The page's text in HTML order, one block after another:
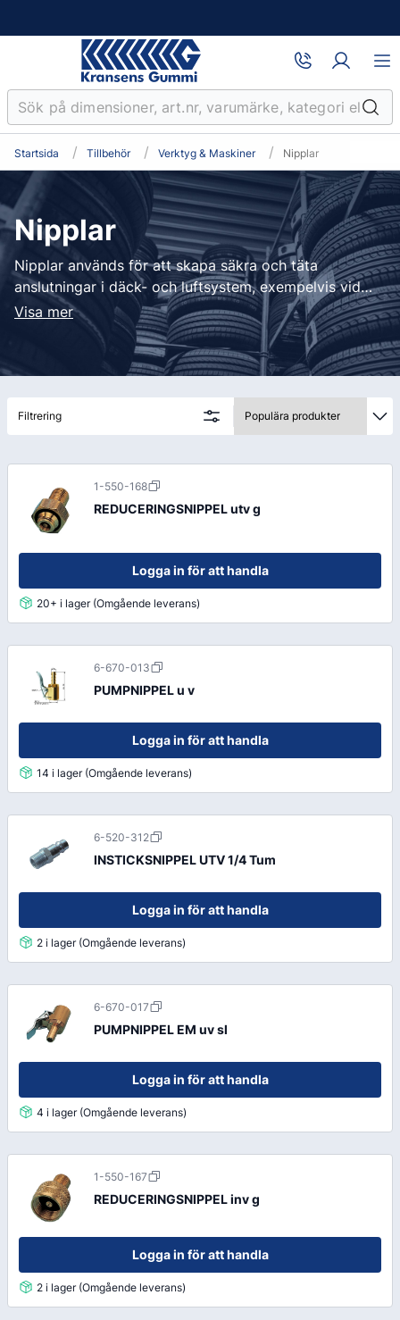
Startsida Tillbehör Verktyg & Maskiner Nipplar
Nipplar
Nipplar används för att skapa säkra och täta
anslutningar i däck- och luftsystem, exempelvis vid
montering av ventiler och slangar. De är konstruerade
för att klara högt tryck och frekvent användning,
vilket gör dem till en viktig komponent i professionella
verkstäders dagliga arbete.
Visa mer
Filtrering
1-550-168
REDUCERINGSNIPPEL utv g
Logga in för att handla
20+ i lager (Omgående leverans)
6-670-013
PUMPNIPPEL u v
Logga in för att handla
14 i lager (Omgående leverans)
6-520-312
INSTICKSNIPPEL UTV 1/4 Tum
Logga in för att handla
2 i lager (Omgående leverans)
6-670-017
PUMPNIPPEL EM uv sl
Logga in för att handla
4 i lager (Omgående leverans)
1-550-167
REDUCERINGSNIPPEL inv g
Logga in för att handla
2 i lager (Omgående leverans)